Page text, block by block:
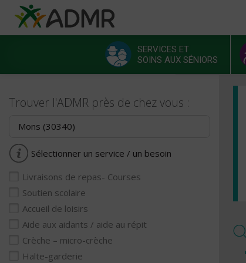
Aller au contenu principal
SERVICES ET
SOINS AUX SÉNIORS
Trouver l'ADMR près de chez vous :
Sélectionner un service / un besoin
Livraisons de repas- Courses
Soutien scolaire
Accueil de loisirs
Aide aux aidants / aide au répit
Crèche – micro-crèche
Halte-garderie
Panneau de gestion des cookies